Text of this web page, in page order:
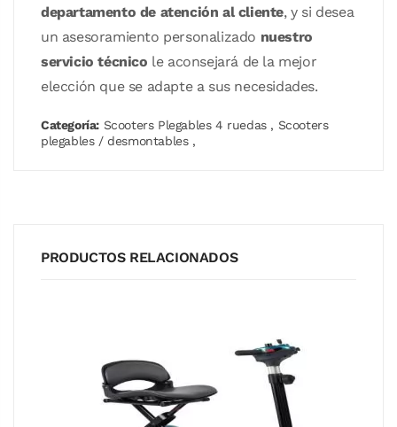
departamento de atención al cliente, y si desea
un asesoramiento personalizado nuestro
servicio técnico le aconsejará de la mejor
elección que se adapte a sus necesidades.
Categoría: Scooters Plegables 4 ruedas, Scooters
plegables / desmontables,
PRODUCTOS RELACIONADOS